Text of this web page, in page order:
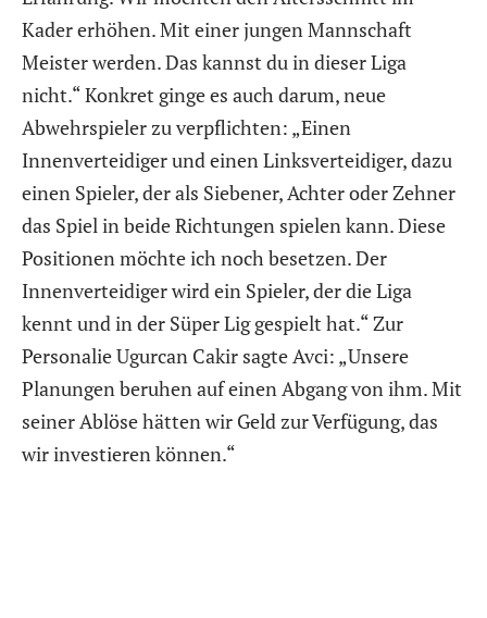
Kader erhöhen. Mit einer jungen Mannschaft
Meister werden. Das kannst du in dieser Liga
nicht.“ Konkret ginge es auch darum, neue
Abwehrspieler zu verpflichten: „Einen
Innenverteidiger und einen Linksverteidiger, dazu
einen Spieler, der als Siebener, Achter oder Zehner
das Spiel in beide Richtungen spielen kann. Diese
Positionen möchte ich noch besetzen. Der
Innenverteidiger wird ein Spieler, der die Liga
kennt und in der Süper Lig gespielt hat.“ Zur
Personalie Ugurcan Cakir sagte Avci: „Unsere
Planungen beruhen auf einen Abgang von ihm. Mit
seiner Ablöse hätten wir Geld zur Verfügung, das
wir investieren können.“